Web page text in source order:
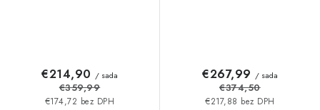
€174,72 bez DPH
€214,90 / sada
€359,99
€217,88 bez DPH
€267,99 / sada
€374,50